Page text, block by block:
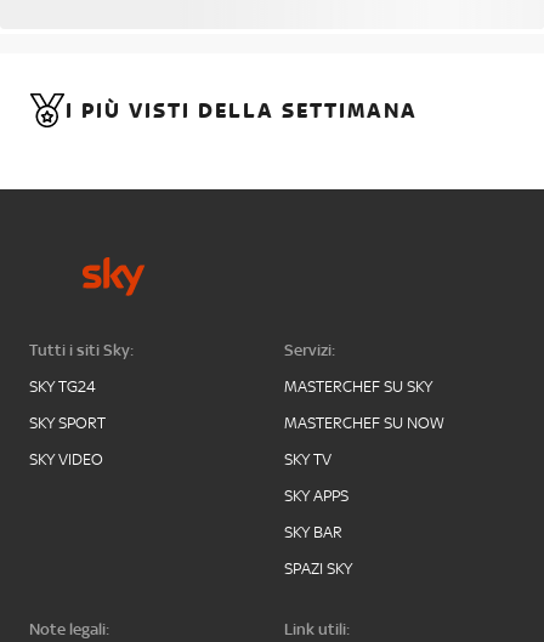
I PIÙ VISTI DELLA SETTIMANA
Tutti i siti Sky:
SKY TG24
SKY SPORT
SKY VIDEO
Servizi:
MASTERCHEF SU SKY
MASTERCHEF SU NOW
SKY TV
SKY APPS
SKY BAR
SPAZI SKY
Note legali:
Link utili: